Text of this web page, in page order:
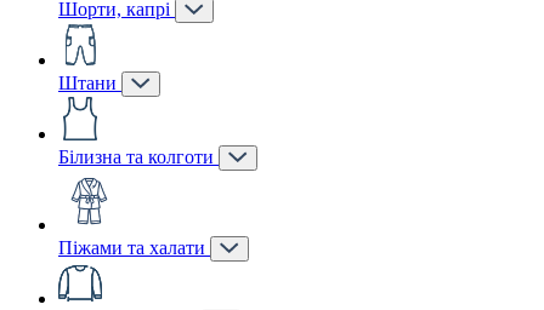
Шорти, капрі
Штани
Білизна та колготи
Піжами та халати